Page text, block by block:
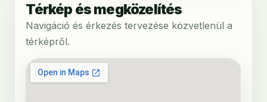
Térkép és megközelítés
Navigáció és érkezés tervezése közvetlenül a
térképről.